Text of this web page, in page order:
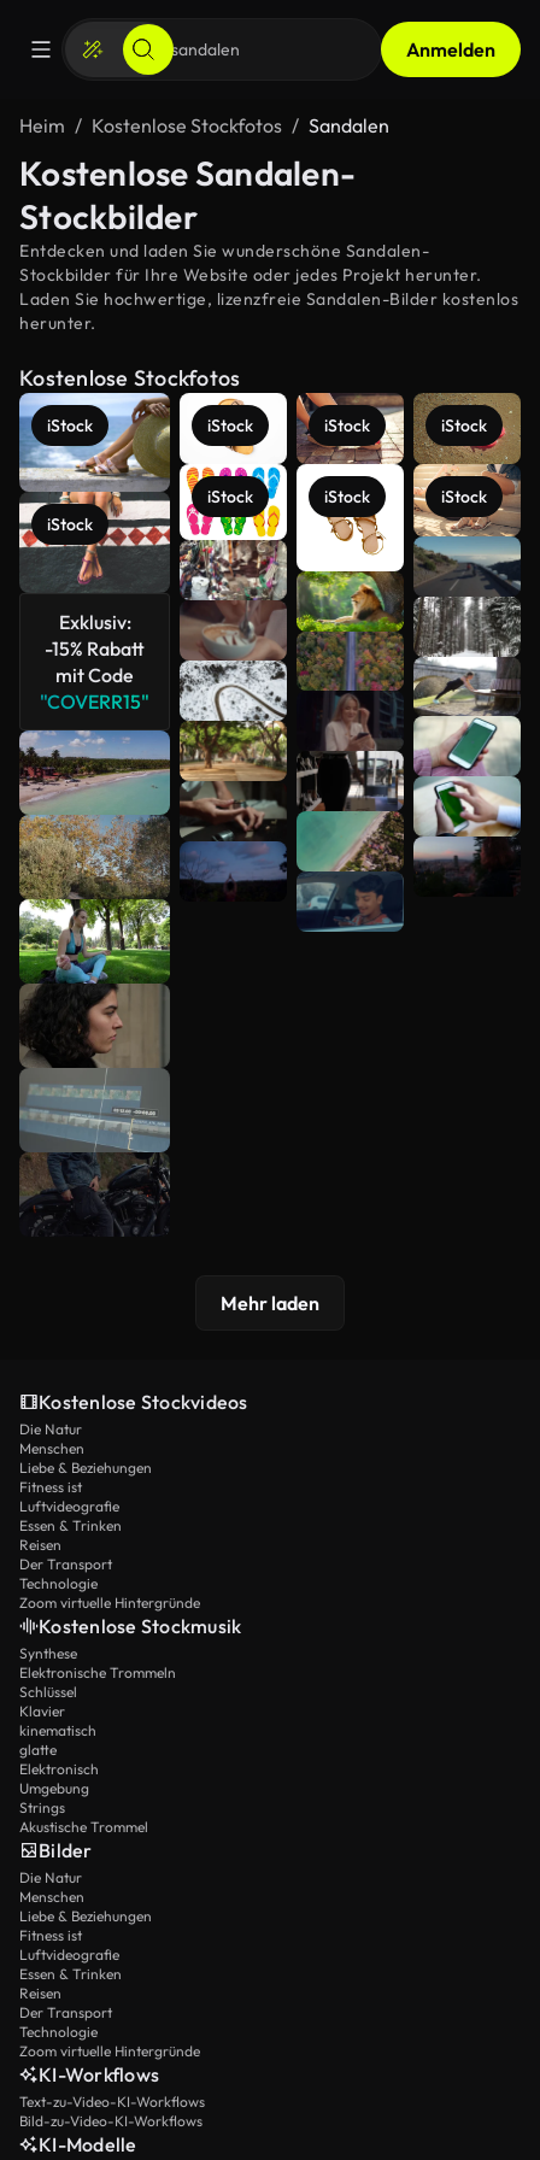
Anmelden
Heim Kostenlose Stockfotos Sandalen
Kostenlose Sandalen-
Stockbilder
Entdecken und laden Sie wunderschöne Sandalen-
Stockbilder für Ihre Website oder jedes Projekt herunter.
Laden Sie hochwertige, lizenzfreie Sandalen-Bilder kostenlos
herunter.
Kostenlose Stockfotos
iStock
iStock
Exklusiv:
-15% Rabatt
mit Code
"COVERR15"
iStock
iStock
iStock
iStock
iStock
iStock
Mehr
anzeigen
Mehr laden
Kostenlose Stockvideos
Die Natur
Menschen
Liebe & Beziehungen
Fitness ist
Luftvideografie
Essen & Trinken
Reisen
Der Transport
Technologie
Zoom virtuelle Hintergründe
Kostenlose Stockmusik
Synthese
Elektronische Trommeln
Schlüssel
Klavier
kinematisch
glatte
Elektronisch
Umgebung
Strings
Akustische Trommel
Bilder
Die Natur
Menschen
Liebe & Beziehungen
Fitness ist
Luftvideografie
Essen & Trinken
Reisen
Der Transport
Technologie
Zoom virtuelle Hintergründe
KI-Workflows
Text-zu-Video-KI-Workflows
Bild-zu-Video-KI-Workflows
KI-Modelle